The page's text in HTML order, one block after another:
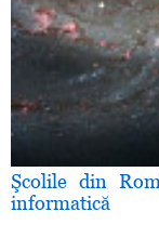
Şcolile din
informatică